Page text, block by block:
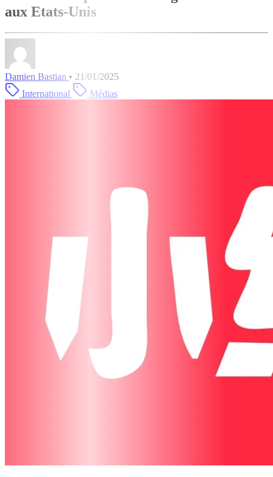
aux Etats-Unis
Damien Bastian • 21/01/2025
International
Médias